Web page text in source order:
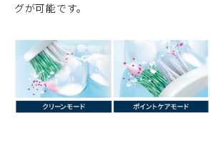
グが可能です。